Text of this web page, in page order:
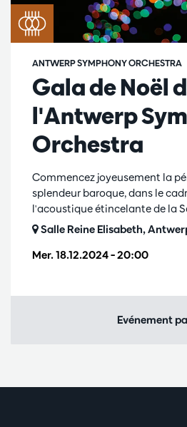
Gala de Noël
l'Antwerp
Orchestra
ANTWERP SYMPHONY ORCHESTRA
Mer. 18.12.2024– 20:00
Commencez joyeusement la
splendeur baroque, dans le
l'acoustique étincelante de la
Salle Reine Elisabeth,
Evénement